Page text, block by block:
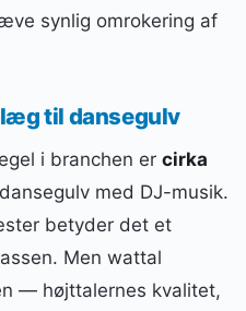
synlig omrokering af
til dansegulv
i branchen er cirka
med DJ-musik.
betyder det et
Men wattal
— højttalernes kvalitet,